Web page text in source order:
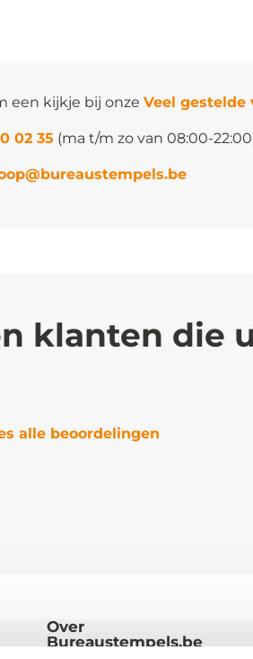
een kijkje bij onze Veel gestelde
02 35 (ma t/m zo van 08:00-
klanten die
alle beoordelingen
Over
Bureaustempels.be